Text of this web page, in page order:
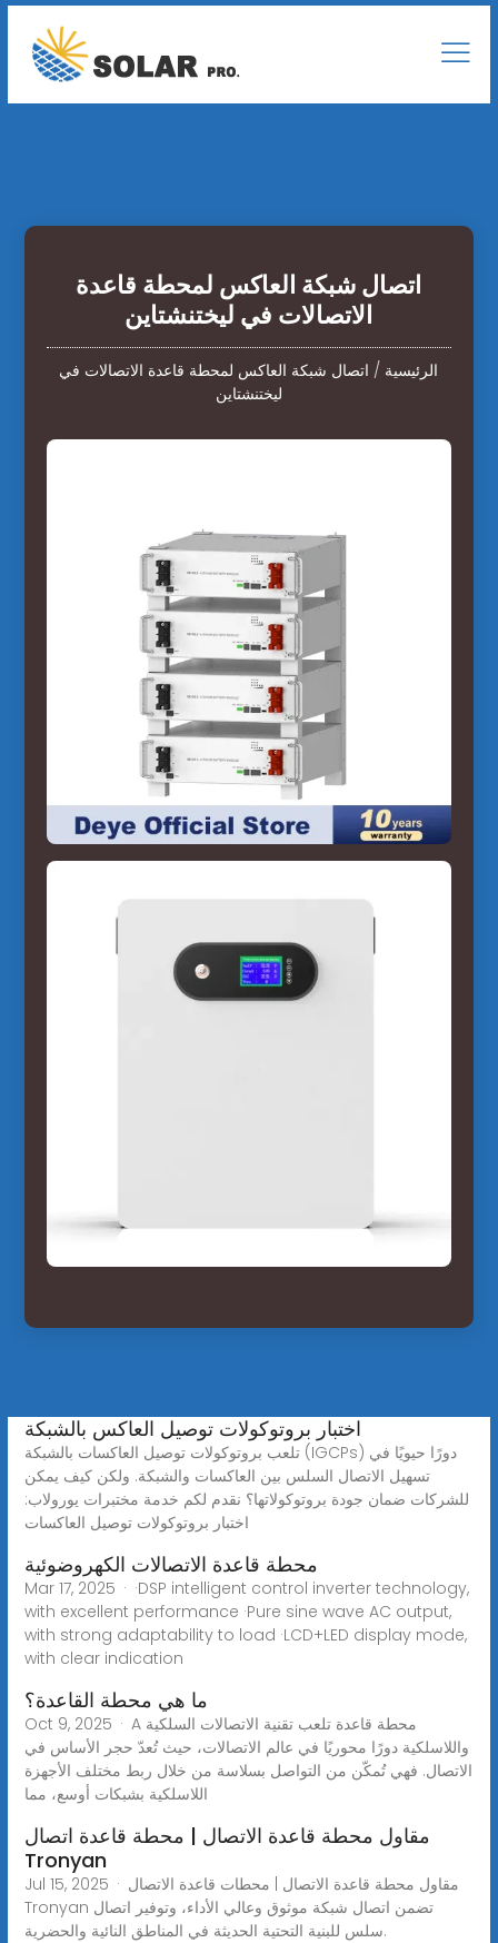
اتصال شبكة العاكس لمحطة قاعدة
الاتصالات في ليختنشتاين
الرئيسية / اتصال شبكة العاكس لمحطة قاعدة الاتصالات في
ليختنشتاين
اختبار بروتوكولات توصيل العاكس بالشبكة
تلعب بروتوكولات توصيل العاكسات بالشبكة (IGCPs) دورًا حيويًا في
تسهيل الاتصال السلس بين العاكسات والشبكة. ولكن كيف يمكن
للشركات ضمان جودة بروتوكولاتها؟ نقدم لكم خدمة مختبرات يورولاب:
اختبار بروتوكولات توصيل العاكسات
محطة قاعدة الاتصالات الكهروضوئية
Mar 17, 2025 · ·DSP intelligent control inverter technology,
with excellent performance ·Pure sine wave AC output,
with strong adaptability to load ·LCD+LED display mode,
with clear indication
ما هي محطة القاعدة؟
Oct 9, 2025 · A محطة قاعدة تلعب تقنية الاتصالات السلكية
واللاسلكية دورًا محوريًا في عالم الاتصالات، حيث تُعدّ حجر الأساس في
الاتصال. فهي تُمكّن من التواصل بسلاسة من خلال ربط مختلف الأجهزة
اللاسلكية بشبكات أوسع، مما
مقاول محطة قاعدة الاتصال | محطة قاعدة اتصال
Tronyan
Jul 15, 2025 · مقاول محطة قاعدة الاتصال | محطات قاعدة الاتصال
Tronyan تضمن اتصال شبكة موثوق وعالي الأداء، وتوفير اتصال
سلس للبنية التحتية الحديثة في المناطق النائية والحضرية.